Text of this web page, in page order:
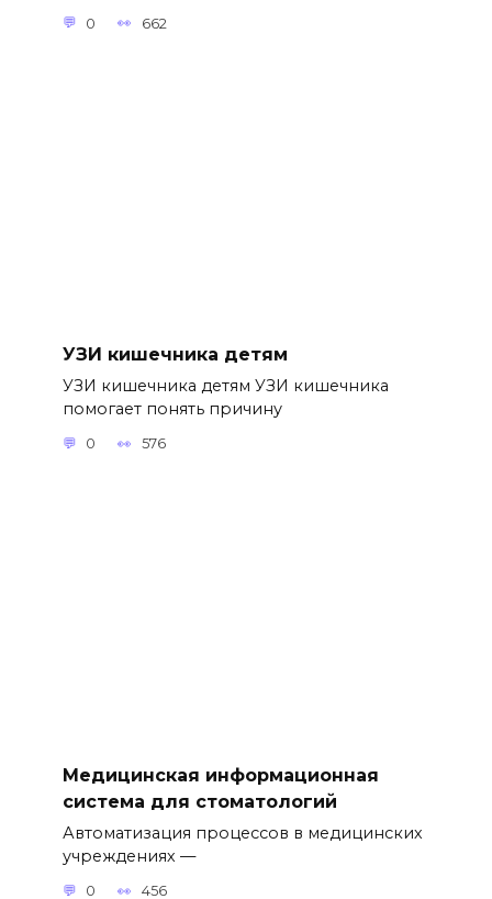
0 662
УЗИ кишечника детям
УЗИ кишечника детям УЗИ кишечника
помогает понять причину
0 576
Медицинская информационная
система для стоматологий
Автоматизация процессов в медицинских
учреждениях —
0 456